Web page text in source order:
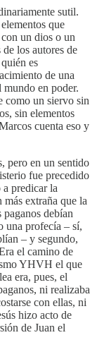
sutil.
que
un dios o un
los autores de
es
de una
mundo en poder.
como un siervo sin
sin elementos
cuenta eso y
pero en un sentido
fue precedido
predicar la
extraña que la
debían
una profecía – sí,
– y segundo,
el camino de
YHVH el que
era, pues, el
ni realizaba
con ellas, ni
hizo acto de
de Juan el